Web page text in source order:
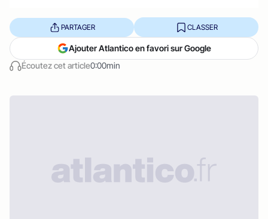
Écoutez cet article0:00min
PARTAGER CLASSER
Ajouter Atlantico en favori sur Google